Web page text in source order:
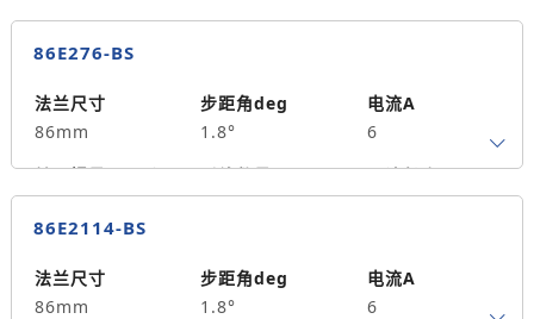
86E276-BS
法兰尺寸
86mm
步距角deg
1.8°
电流A
6
转子惯量g.cm²
4
引线数量
76
马达长度mm
4
1300
86E2114-BS
法兰尺寸
86mm
步距角deg
1.8°
电流A
6